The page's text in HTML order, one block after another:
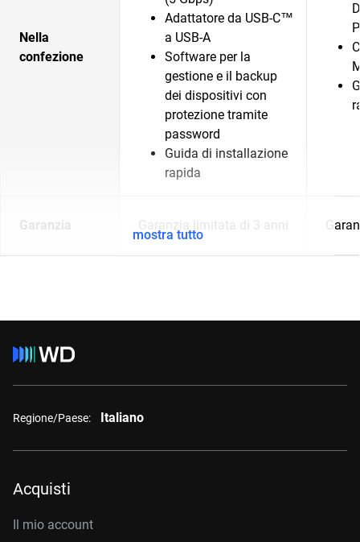
Nella
confezione
Adattatore da USB-C™
a USB-A
Software per la
gestione e il backup
dei dispositivi con
protezione tramite
password
Guida di installazione
rapida
Garanzia Garanzia limitata di 3 anni
mostra tutto
Regione/Paese: Italiano
Acquisti
Il mio account